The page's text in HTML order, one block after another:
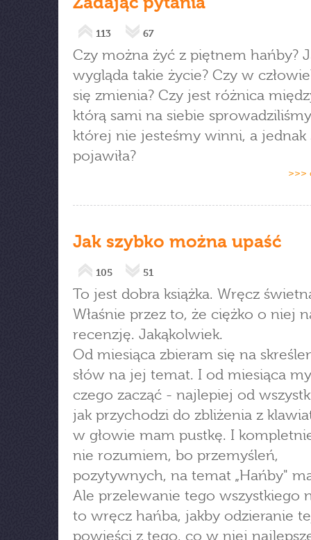
113 67
Czy można żyć z piętnem hańby?
wygląda takie życie? Czy w
się zmienia? Czy jest różnica
którą sami na siebie
której nie jesteśmy winni, a jednak
pojawiła?
>>>
Jak szybko można upaść
105 51
To jest dobra książka. Wręcz
Właśnie przez to, że ciężko o niej
recenzję. Jakąkolwiek.
Od miesiąca zbieram się na
słów na jej temat. I od miesiąca
czego zacząć - najlepiej od
jak przychodzi do zbliżenia z
w głowie mam pustkę. I
nie rozumiem, bo przemyśleń,
pozytywnych, na temat „Hańby"
Ale przelewanie tego wszystkiego
to wręcz hańba, jakby odzieranie
powieści z tego, co w niej